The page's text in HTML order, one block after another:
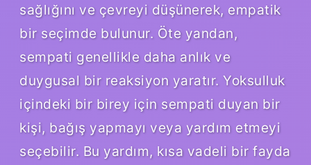
sağlığını ve çevreyi düşünerek, empatik
bir seçimde bulunur. Öte yandan,
sempati genellikle daha anlık ve
duygusal bir reaksiyon yaratır. Yoksulluk
içindeki bir birey için sempati duyan bir
kişi, bağış yapmayı veya yardım etmeyi
seçebilir. Bu yardım, kısa vadeli bir fayda